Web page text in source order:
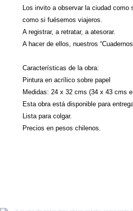
Los invito a observar la ciudad como
como si fuésemos viajeros.
A registrar, a retratar, a atesorar.
A hacer de ellos, nuestros
Características de la obra:
Pintura en acrílico sobre papel
Medidas: 24 x 32 cms (34 x 43 cms
Esta obra está disponible para
Lista para colgar.